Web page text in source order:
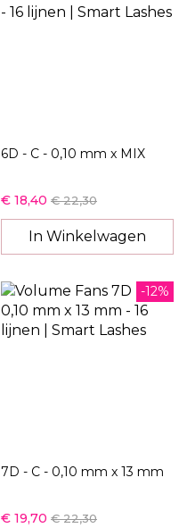
6D - C - 0,10 mm x MIX
€ 18,40 € 22,30
In Winkelwagen
-12%
7D - C - 0,10 mm x 13 mm
€ 19,70 € 22,30